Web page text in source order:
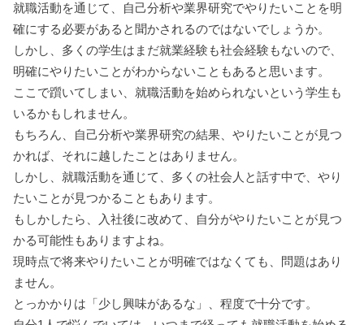
就職活動を通じて、自己分析や業界研究でやりたいことを明
確にする必要があると聞かされるのではないでしょうか。
しかし、多くの学生はまだ就業経験も社会経験もないので、
明確にやりたいことがわからないこともあると思います。
ここで躓いてしまい、就職活動を始められないという学生も
いるかもしれません。
もちろん、自己分析や業界研究の結果、やりたいことが見つ
かれば、それに越したことはありません。
しかし、就職活動を通じて、多くの社会人と話す中で、やり
たいことが見つかることもあります。
もしかしたら、入社後に改めて、自分がやりたいことが見つ
かる可能性もありますよね。
現時点で将来やりたいことが明確ではなくても、問題はあり
ません。
とっかかりは「少し興味があるな」、程度で十分です。